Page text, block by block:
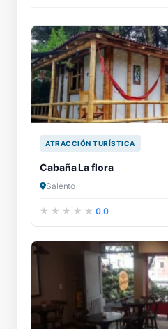
ATRACCIÓN TURÍSTICA
Cabaña La flora
Salento
0.0